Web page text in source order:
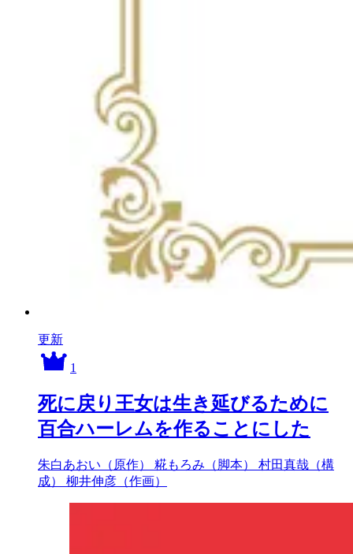
更新
1
死に戻り王女は生き延びるために
百合ハーレムを作ることにした
朱白あおい（原作） 糀もろみ（脚本） 村田真哉（構
成） 柳井伸彦（作画）